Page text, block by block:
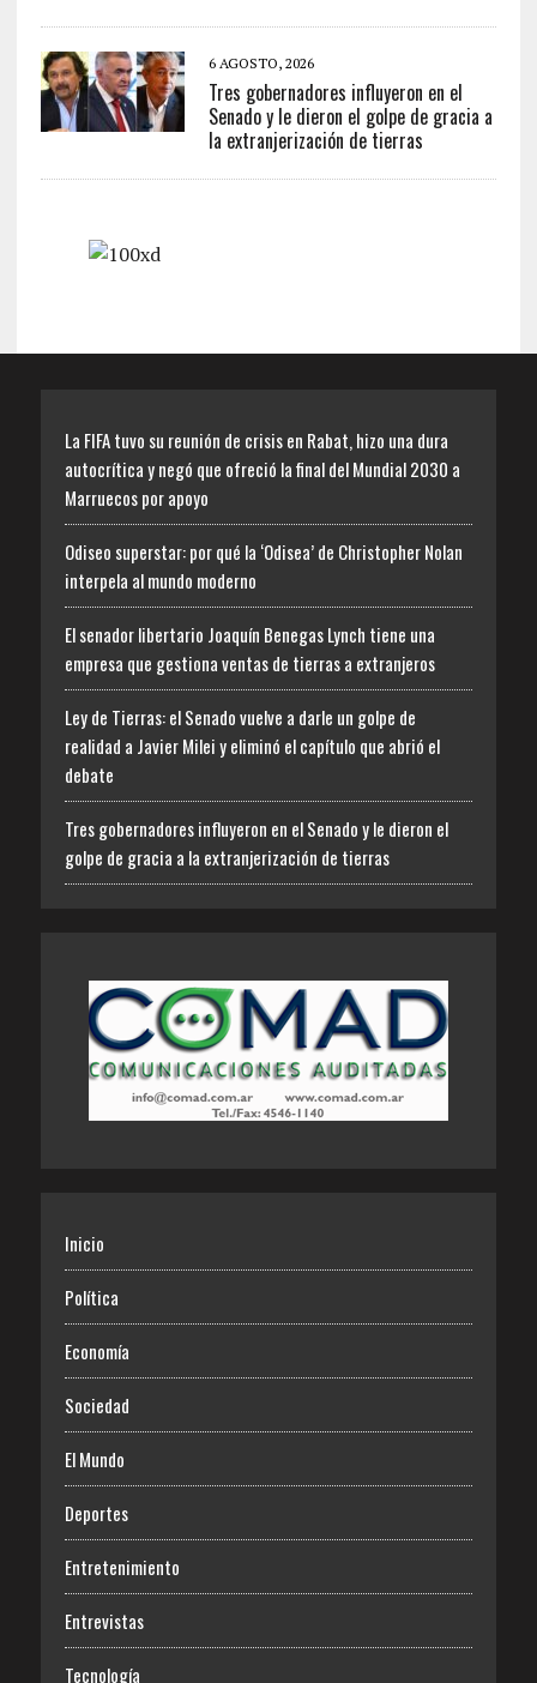
6 AGOSTO, 2026
Tres gobernadores influyeron en el
Senado y le dieron el golpe de gracia a
la extranjerización de tierras
La FIFA tuvo su reunión de crisis en Rabat, hizo una dura
autocrítica y negó que ofreció la final del Mundial 2030 a
Marruecos por apoyo
Odiseo superstar: por qué la ‘Odisea’ de Christopher Nolan
interpela al mundo moderno
El senador libertario Joaquín Benegas Lynch tiene una
empresa que gestiona ventas de tierras a extranjeros
Ley de Tierras: el Senado vuelve a darle un golpe de
realidad a Javier Milei y eliminó el capítulo que abrió el
debate
Tres gobernadores influyeron en el Senado y le dieron el
golpe de gracia a la extranjerización de tierras
Inicio
Política
Economía
Sociedad
El Mundo
Deportes
Entretenimiento
Entrevistas
Tecnología